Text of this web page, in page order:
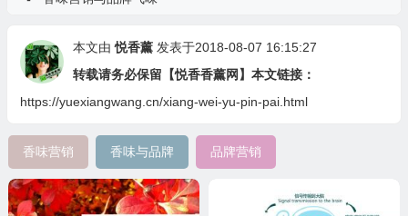
本文由悦香薰 发表于2018-08-07 16:15:27
转载请务必保留【悦香香薰网】本文链接：
https://yuexiangwang.cn/xiang-wei-yu-pin-pai.html
香味营销 香味与品牌 品牌营销